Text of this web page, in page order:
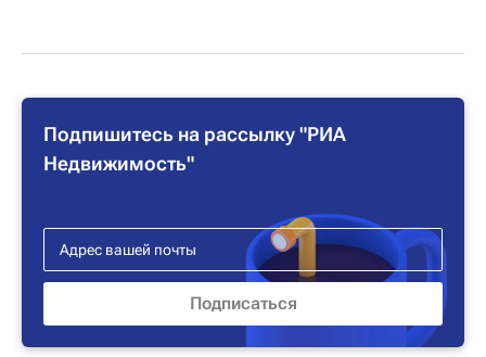
Подпишитесь на рассылку "РИА
Недвижимость"